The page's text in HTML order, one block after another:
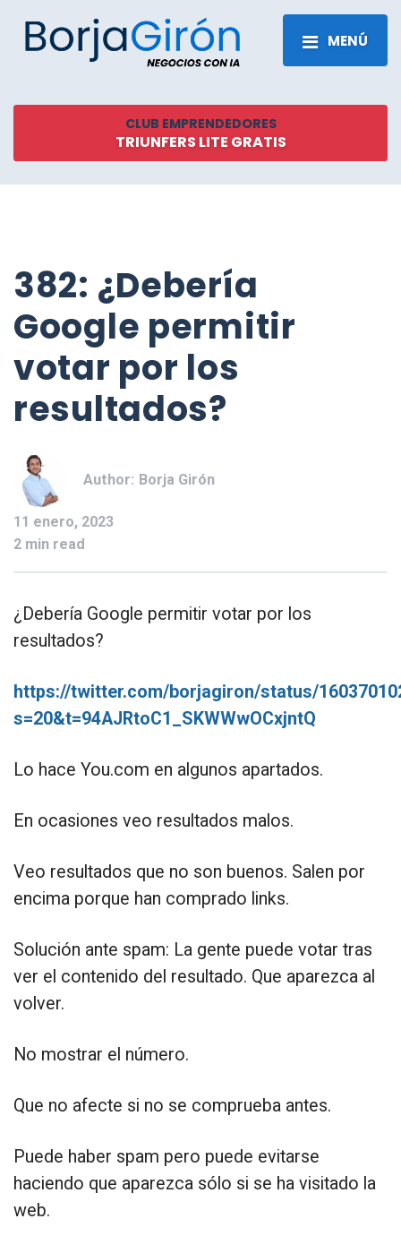
MENÚ
CLUB EMPRENDEDORES
TRIUNFERS LITE GRATIS
382: ¿Debería
Google permitir
votar por los
resultados?
Author: Borja Girón
11 enero, 2023
2 min read
¿Debería Google permitir votar por los
resultados?
https://twitter.com/borjagiron/status/
s=20&t=94AJRtoC1_SKWWwOCxjntQ
Lo hace You.com en algunos apartados.
En ocasiones veo resultados malos.
Veo resultados que no son buenos. Salen por
encima porque han comprado links.
Solución ante spam: La gente puede votar tras
ver el contenido del resultado. Que aparezca al
volver.
No mostrar el número.
Que no afecte si no se comprueba antes.
Puede haber spam pero puede evitarse
haciendo que aparezca sólo si se ha visitado la
web.